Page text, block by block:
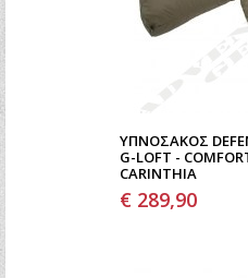
ΥΠΝΌΣΑΚΟΣ
G-LOFT -
CARINTHIA
€ 289,90